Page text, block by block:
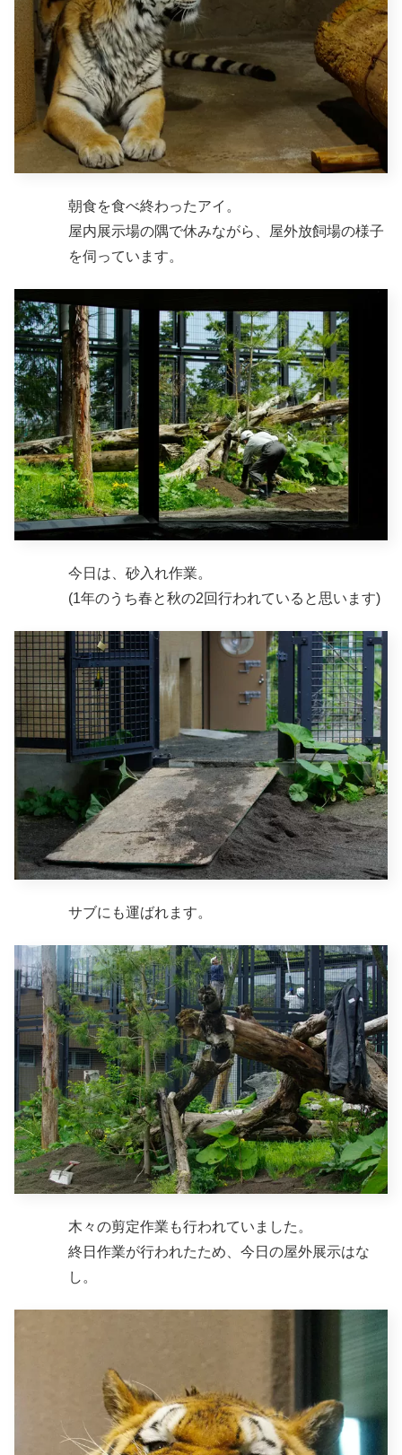
朝食を食べ終わったアイ。
屋内展示場の隅で休みながら、屋外放飼場の様子
を伺っています。
今日は、砂入れ作業。
(1年のうち春と秋の2回行われていると思います)
サブにも運ばれます。
木々の剪定作業も行われていました。
終日作業が行われたため、今日の屋外展示はな
し。